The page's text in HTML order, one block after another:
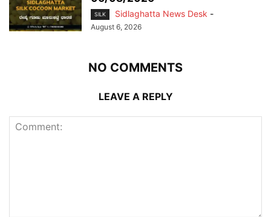
SILK Sidlaghatta News Desk -
August 6, 2026
NO COMMENTS
LEAVE A REPLY